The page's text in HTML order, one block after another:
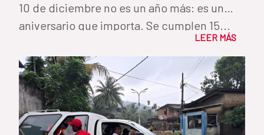
10 de diciembre no es un año más: es un
aniversario que importa. Se cumplen 15...
LEER MÁS